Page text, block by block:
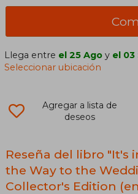
Llega entre el 25 Ago y el 03
Seleccionar ubicación
Agregar a lista de
deseos
Reseña del libro "It's
the Way to the
Collector's Edition